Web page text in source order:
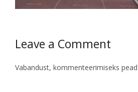
Leave a Comment
Vabandust, kommenteerimiseks pead